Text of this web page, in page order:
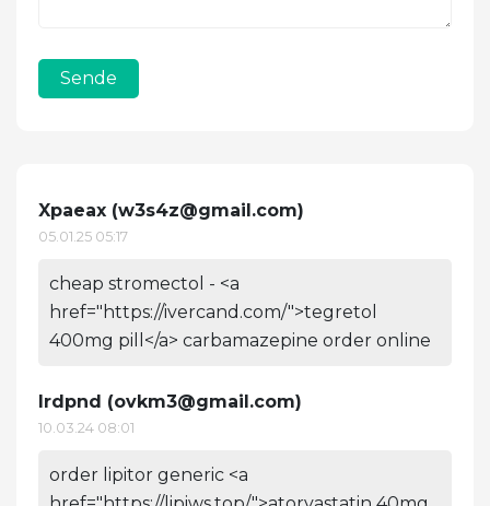
Sende
Xpaeax (w3s4z@gmail.com)
05.01.25 05:17
cheap stromectol - <a
href="https://ivercand.com/">tegretol
400mg pill</a> carbamazepine order online
Irdpnd (ovkm3@gmail.com)
10.03.24 08:01
order lipitor generic <a